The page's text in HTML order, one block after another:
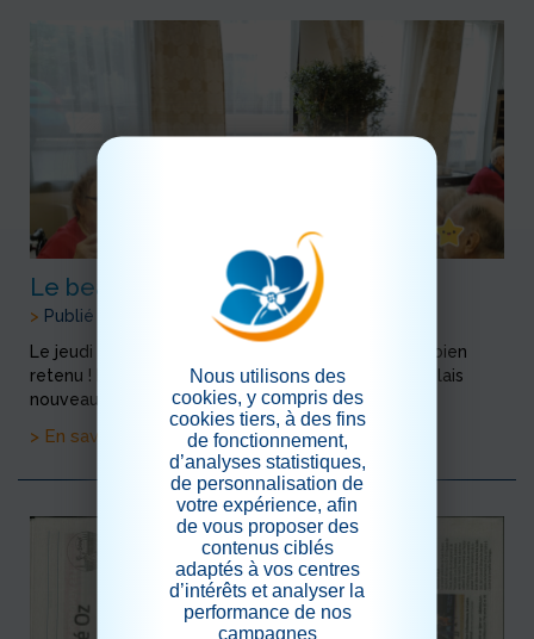
Le beaujolais nouveau est arrivé
> Publié le 18/11/2023
Le jeudi 16 novembre, date que les résidents ont bien
retenu ! L’occasion pour eux de déguster le Beaujolais
nouveau, avec modération bien entendu.
> En savoir plus
Nous utilisons des
cookies, y compris des
cookies tiers, à des fins
de fonctionnement,
d’analyses statistiques,
de personnalisation de
votre expérience, afin
de vous proposer des
contenus ciblés
adaptés à vos centres
d’intérêts et analyser la
performance de nos
campagnes